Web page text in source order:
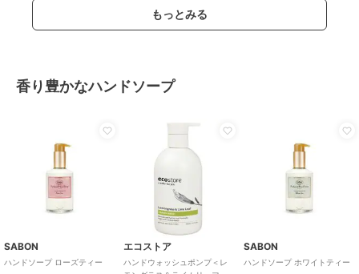
もっとみる
香り豊かなハンドソープ
SABON
ハンドソープ ローズティー
エコストア
ハンドウォッシュポンプ＜レ
SABON
ハンドソープ ホワイトティー